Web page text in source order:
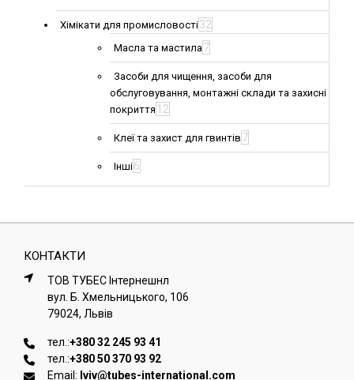
Хімікати для промисловості32
Масла та мастила7
Засоби для чищення, засоби для
обслуговування, монтажні склади та захисні
покриття 12
Клеї та захист для гвинтів 7
Інші6
КОНТАКТИ
ТОВ ТУБЕС Iнтернешнл
вул. Б. Хмельницького, 106
79024, Львiв
тел.:+380 32 245 93 41
тел.:+380 50 370 93 92
Email: lviv@tubes-international.com